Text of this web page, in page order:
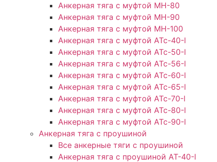
Анкерная тяга с муфтой МН-80
Анкерная тяга с муфтой МН-90
Анкерная тяга с муфтой МН-100
Анкерная тяга с муфтой АТс-40-l
Анкерная тяга с муфтой АТс-50-l
Анкерная тяга с муфтой АТс-56-l
Анкерная тяга с муфтой АТс-60-l
Анкерная тяга с муфтой АТс-65-l
Анкерная тяга с муфтой АТс-70-l
Анкерная тяга с муфтой АТс-80-l
Анкерная тяга с муфтой АТс-90-l
Анкерная тяга с проушиной
Все анкерные тяги с проушиной
Анкерная тяга с проушиной АТ-40-l